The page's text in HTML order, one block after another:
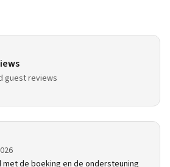
guest reviews
de boeking en de ondersteuning